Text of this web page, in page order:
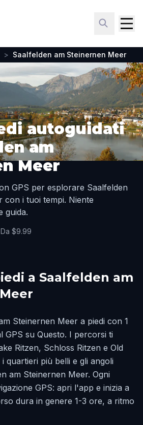
> Saalfelden am Steinernen Meer
autoguidati
am
Meer
GPS per esplorare Saalfelden
con i tuoi tempi. Niente
guida.
Da $9.99
a Saalfelden am
Steinernen Meer a piedi con 1
GPS su Questo. I percorsi ti
Ritzen, Schloss Ritzen e Old
quartieri più belli e gli angoli
am Steinernen Meer. Ogni
GPS: apri l'app e inizia a
dura in genere 1-3 ore, a ritmo